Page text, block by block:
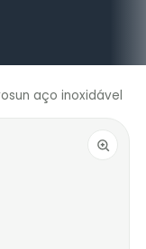
aço inoxidável